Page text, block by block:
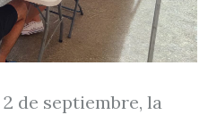
de septiembre, la